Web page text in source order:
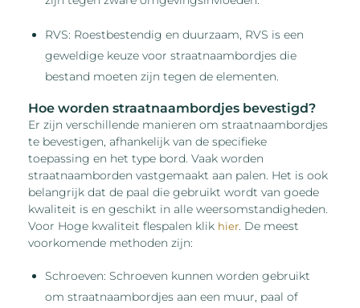
RVS: Roestbestendig en duurzaam, RVS is een
geweldige keuze voor straatnaambordjes die
bestand moeten zijn tegen de elementen.
Hoe worden straatnaambordjes bevestigd?
Er zijn verschillende manieren om straatnaambordjes
te bevestigen, afhankelijk van de specifieke
toepassing en het type bord. Vaak worden
straatnaamborden vastgemaakt aan palen. Het is ook
belangrijk dat de paal die gebruikt wordt van goede
kwaliteit is en geschikt in alle weersomstandigheden.
Voor Hoge kwaliteit flespalen klik hier. De meest
voorkomende methoden zijn:
Schroeven: Schroeven kunnen worden gebruikt
om straatnaambordjes aan een muur, paal of